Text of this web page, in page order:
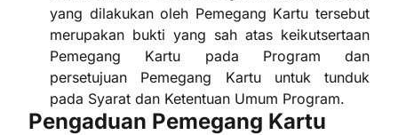
yang dilakukan oleh Pemegang Kartu tersebut
merupakan bukti yang sah atas keikutsertaan
Pemegang Kartu pada Program dan
persetujuan Pemegang Kartu untuk tunduk
pada Syarat dan Ketentuan Umum Program.
Pengaduan Pemegang Kartu